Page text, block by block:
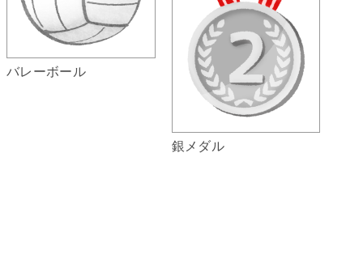
バレーボール
銀メダル